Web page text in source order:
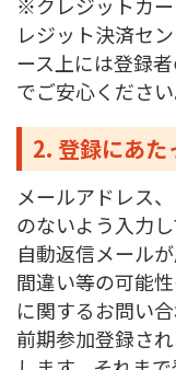
レジット決済セ
ース上には登録
でご安心ください
2. 登録にあた
メールアドレス
のないよう入力し
自動返信メール
間違い等の可能
に関するお問い
前期参加登録さ